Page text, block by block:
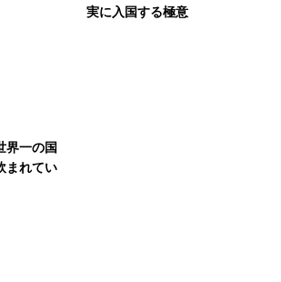
実に入国する極意
界一の国
まれてい